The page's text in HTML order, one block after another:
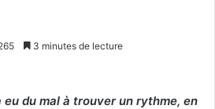
3 minutes de lecture
eu du mal à trouver un rythme, en